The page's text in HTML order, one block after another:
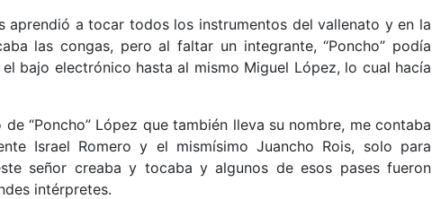
aprendió a tocar todos los instrumentos del vallenato y en la
las congas, pero al faltar un integrante, “Poncho” podía
bajo electrónico hasta al mismo Miguel López, lo cual hacía
“Poncho” López que también lleva su nombre, me contaba
Israel Romero y el mismísimo Juancho Rois, solo para
señor creaba y tocaba y algunos de esos pases fueron
intérpretes.